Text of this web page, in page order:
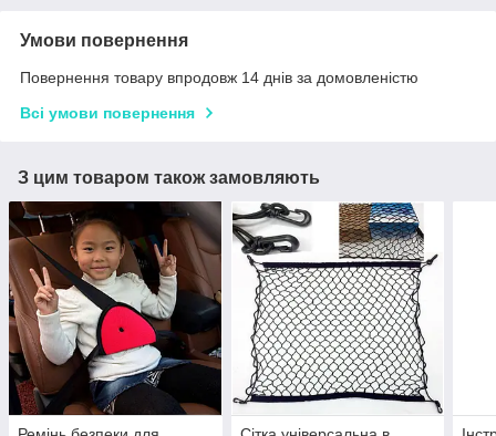
Умови повернення
Повернення товару впродовж 14 днів за домовленістю
Всі умови повернення
З цим товаром також замовляють